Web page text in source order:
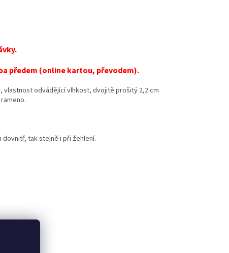
předem (online kartou, převodem).
vlastnost odvádějící vlhkost, dvojitě prošitý 2,2 cm
tak stejně i při žehlení.